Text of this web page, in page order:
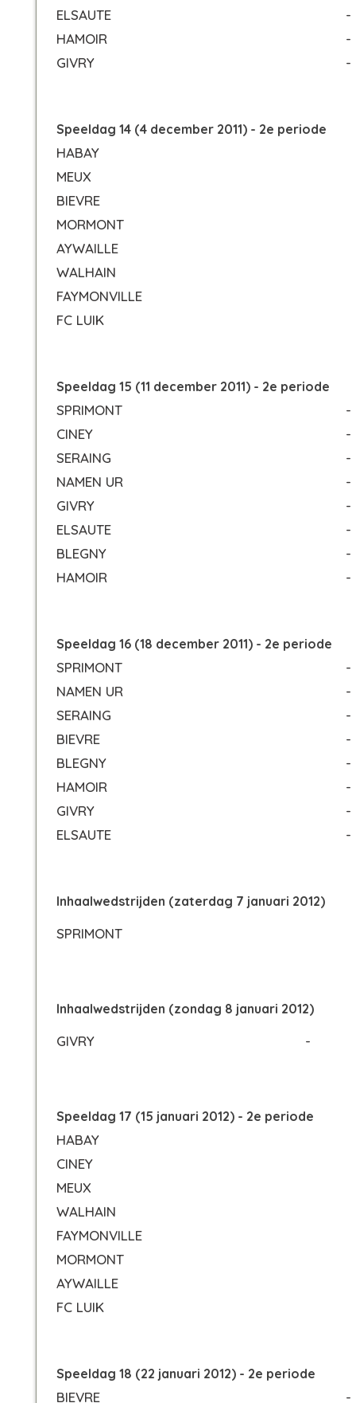
ELSAUTE
-
HAMOIR
-
GIVRY
-
Speeldag 14 (4 december 2011) - 2e periode
HABAY
MEUX
BIEVRE
MORMONT
AYWAILLE
WALHAIN
FAYMONVILLE
FC LUIK
Speeldag 15 (11 december 2011) - 2e periode
SPRIMONT
-
CINEY
-
SERAING
-
NAMEN UR
-
GIVRY
-
ELSAUTE
-
BLEGNY
-
HAMOIR
-
Speeldag 16 (18 december 2011) - 2e periode
SPRIMONT
-
NAMEN UR
-
SERAING
-
BIEVRE
-
BLEGNY
-
HAMOIR
-
GIVRY
-
ELSAUTE
-
Inhaalwedstrijden (zaterdag 7 januari 2012)
SPRIMONT
Inhaalwedstrijden (zondag 8 januari 2012)
GIVRY -
Speeldag 17 (15 januari 2012) - 2e periode
HABAY
CINEY
MEUX
WALHAIN
FAYMONVILLE
MORMONT
AYWAILLE
FC LUIK
Speeldag 18 (22 januari 2012) - 2e periode
BIEVRE -